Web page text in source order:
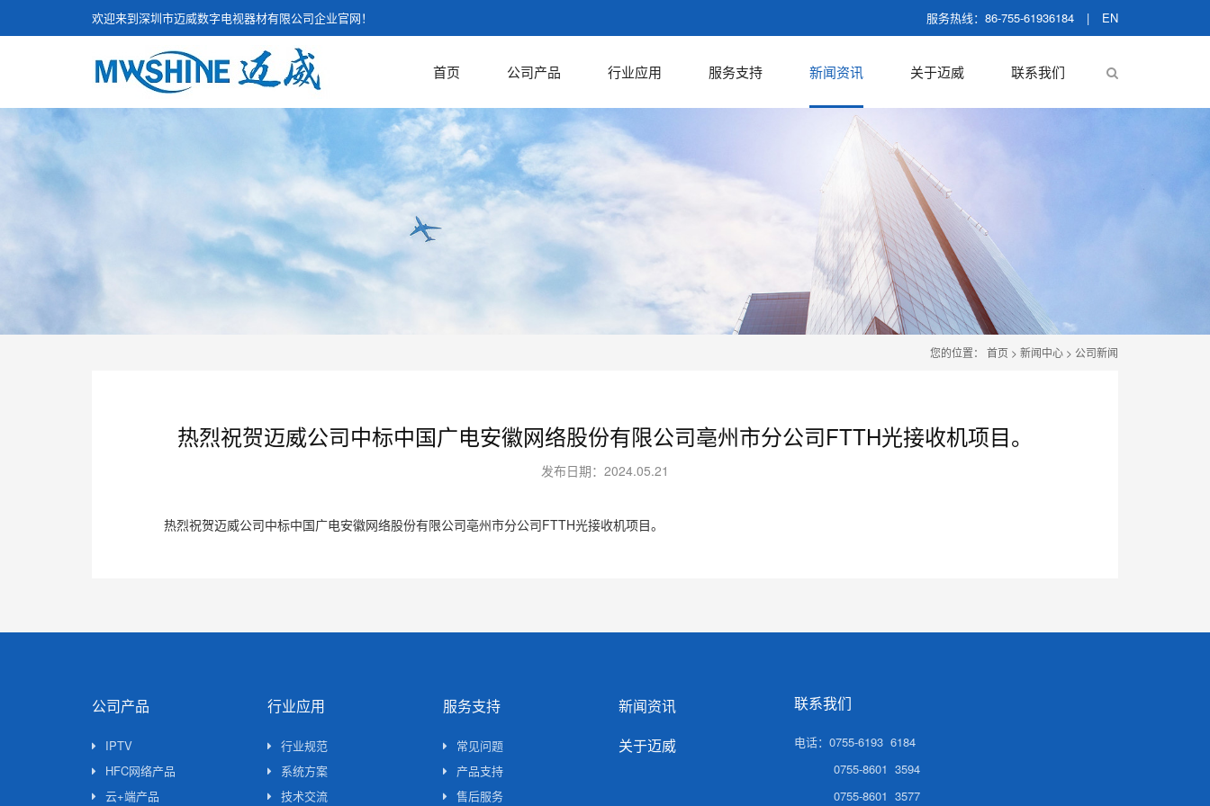
欢迎来到深圳市迈威数字电视器材有限公司企业官网！ 服务热线：86-755-61936184 | EN
首页 公司产品 行业应用 服务支持 新闻资讯 关于迈威 联系我们
您的位置： 首页 > 新闻中心 > 公司新闻
热烈祝贺迈威公司中标中国广电安徽网络股份有限公司亳州市分公司FTTH光接收机项目。
发布日期：2024.05.21
热烈祝贺迈威公司中标中国广电安徽网络股份有限公司亳州市分公司FTTH光接收机项目。
公司产品
IPTV
HFC网络产品
云+端产品
行业应用
行业规范
系统方案
技术交流
服务支持
常见问题
产品支持
售后服务
新闻资讯
关于迈威
联系我们
电话：0755-6193 6184
0755-8601 3594
0755-8601 3577